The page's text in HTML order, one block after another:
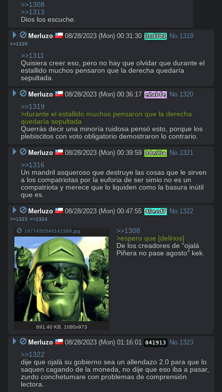
>>1308
>>1313
Dios los escuche.
Merluzo 08/28/2023 (Mon) 00:31:30 3cd7b1 No. 1319
>>1320
>>1311
Quisiera creer eso, pero no hay que olvidar que durante el
estallido muchos pensaron que la derecha quedaría
sepultada.
Merluzo 08/28/2023 (Mon) 00:36:17 e2abfe No. 1320
>>1319
>durante el estallido muchos pensaron que la derecha
quedaría sepultada
Querrás decir una minoría ruidosa pensó esto, porque los
plebiscitos con voto obligatorio demostraron lo contrario.
Merluzo 08/28/2023 (Mon) 00:39:59 8de53a No. 1321
>>1316
Un mandril asqueroso que destruye las cosas que le sirven
a los compatriotas por la euforia de ser simio no es un
compatriota y merece que lo liquiden como la basura inútil
que es.
Merluzo 08/28/2023 (Mon) 00:47:55 45ecd7 No. 1322
>>1323 >>1324
1677450346141569.jpg
691.40 KB 1080x973
>>1308
>espero que [delirios]
De los creadores de "ojalá
Piñera no pase agosto" kek.
Merluzo 08/28/2023 (Mon) 01:16:01 041913 No.1323
>>1322
dije que ojalá su gobierno sea un allendazo 2.0 para que lo
saquen cagando de la moneda, no dije que eso iba a pasar,
zurdo conchetumare con problemas de comprensión
lectora.